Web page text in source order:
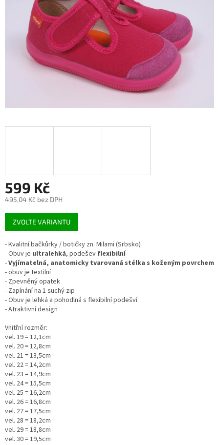
599 Kč
495,04 Kč bez DPH
Měrná
cena:
ZVOLTE VARIANTU
- Kvalitní bačkůrky / botičky zn. Milami (Srbsko)
- Obuv je ultralehká, podešev flexibilní
-Vyjímatelná, anatomicky tvarovaná stélka s koženým povrchem
- obuv je textilní
- Zpevněný opatek
- Zapínání na 1 suchý zip
- Obuv je lehká a pohodlná s flexibilní podešví
- Atraktivní design
Vnitřní rozměr:
vel. 19 = 12,1cm
vel. 20 = 12,8cm
vel. 21 = 13,5cm
vel. 22 = 14,2cm
vel. 23 = 14,9cm
vel. 24 = 15,5cm
vel. 25 = 16,2cm
vel. 26 = 16,8cm
vel. 27 = 17,5cm
vel. 28 = 18,2cm
vel. 29 = 18,8cm
vel. 30 = 19,5cm